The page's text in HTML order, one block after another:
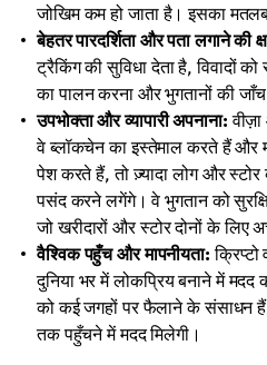
जोखिम कम हो जाता है। इसका
बेहतर पारदर्शिता और पता लगाने की
ट्रैकिंग की सुविधा देता है, विवादों
का पालन करना और भुगतानों की
उपभोक्ता और व्यापारी अपनाना:
वे ब्लॉकचेन का इस्तेमाल करते हैं और
पेश करते हैं, तो ज़्यादा लोग और
पसंद करने लगेंगे। वे भुगतान को
जो खरीदारों और स्टोर दोनों के लिए
वैश्विक पहुँच और मापनीयता: क्रिप्टो
दुनिया भर में लोकप्रिय बनाने में
को कई जगहों पर फैलाने के संसाधन
तक पहुँचने में मदद मिलेगी।